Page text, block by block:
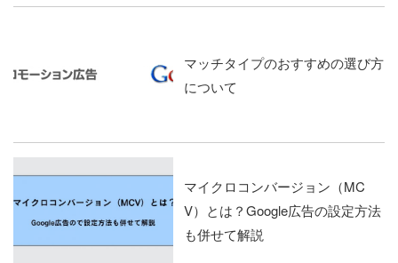
マッチタイプのおすすめの選び方
について
マイクロコンバージョン（MC
V）とは？Google広告の設定方法
も併せて解説